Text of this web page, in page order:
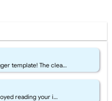
template! The clea…
reading your i…